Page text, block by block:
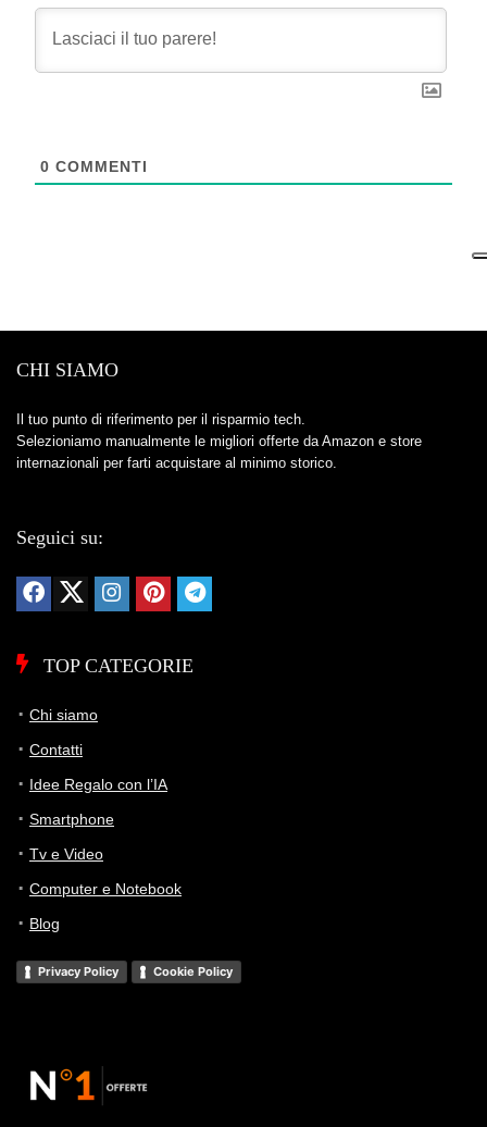
0 COMMENTI
CHI SIAMO
Il tuo punto di riferimento per il risparmio tech.
Selezioniamo manualmente le migliori offerte da Amazon e store
internazionali per farti acquistare al minimo storico.
Seguici su:
TOP CATEGORIE
Chi siamo
Contatti
Idee Regalo con l’IA
Smartphone
Tv e Video
Computer e Notebook
Blog
Privacy Policy Cookie Policy